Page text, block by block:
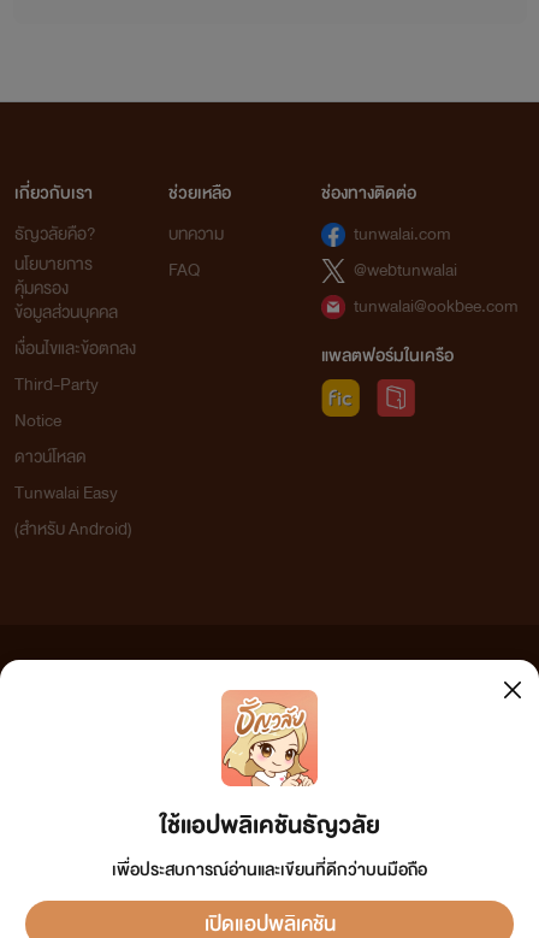
ใช้แอปพลิเคชันธัญวลัย
เพื่อประสบการณ์อ่านและเขียนที่ดีกว่าบนมือถือ
เปิดแอปพลิเคชัน
เกี่ยวกับเรา
ธัญวลัยคือ?
นโยบายการ
คุ้มครอง
ข้อมูลส่วนบุคคล
เงื่อนไขและข้อตกลง
Third-Party
Notice
ดาวน์โหลด
Tunwalai Easy
(สำหรับ Android)
ช่วยเหลือ
บทความ
FAQ
ช่องทางติดต่อ
tunwalai.com
@webtunwalai
tunwalai@ookbee.com
แพลตฟอร์มในเครือ
เว็บไซต์แห่งนี้ไม่ได้เห็นด้วยและไม่ขอรับผิดชอบต่อข้อความใดๆ ทั้งสิ้น ดังนั้นผู้อ่านทุกท่านโปรดใช้
วิจารณญาณในการกลั่นกรองด้วยตนเอง และหากท่านพบข้อความใดๆ ที่ขัดต่อกฎหมายและศีลธรรม
เพื่อทีมงานจะได้ดำเนินการในทันที ทั้งนี้ ทางเว็บไซต์ขอสงวน
ลิขสิทธิ์ตามพระราชบัญญัติลิขสิทธิ์ (ฉบับเพิ่มเติม) พ.ศ.2558